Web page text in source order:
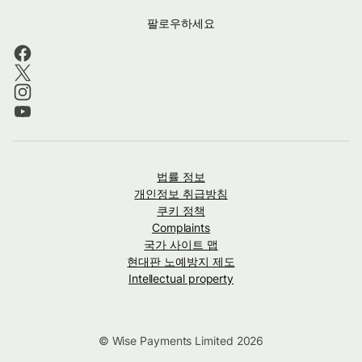
팔로우하세요
법률 정보
개인정보 취급방침
쿠키 정책
Complaints
국가 사이트 맵
현대판 노예방지 제도
Intellectual property
© Wise Payments Limited 2026